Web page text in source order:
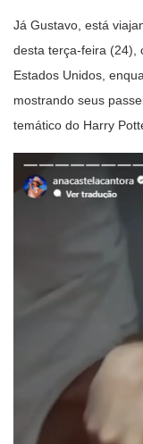
Já Gustavo, está
desta terça-feira (24),
Estados Unidos,
mostrando seus
temático do Harry